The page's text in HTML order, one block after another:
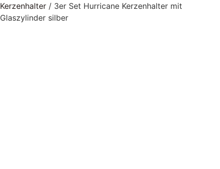
Kerzenhalter / 3er Set Hurricane Kerzenhalter mit
Glaszylinder silber